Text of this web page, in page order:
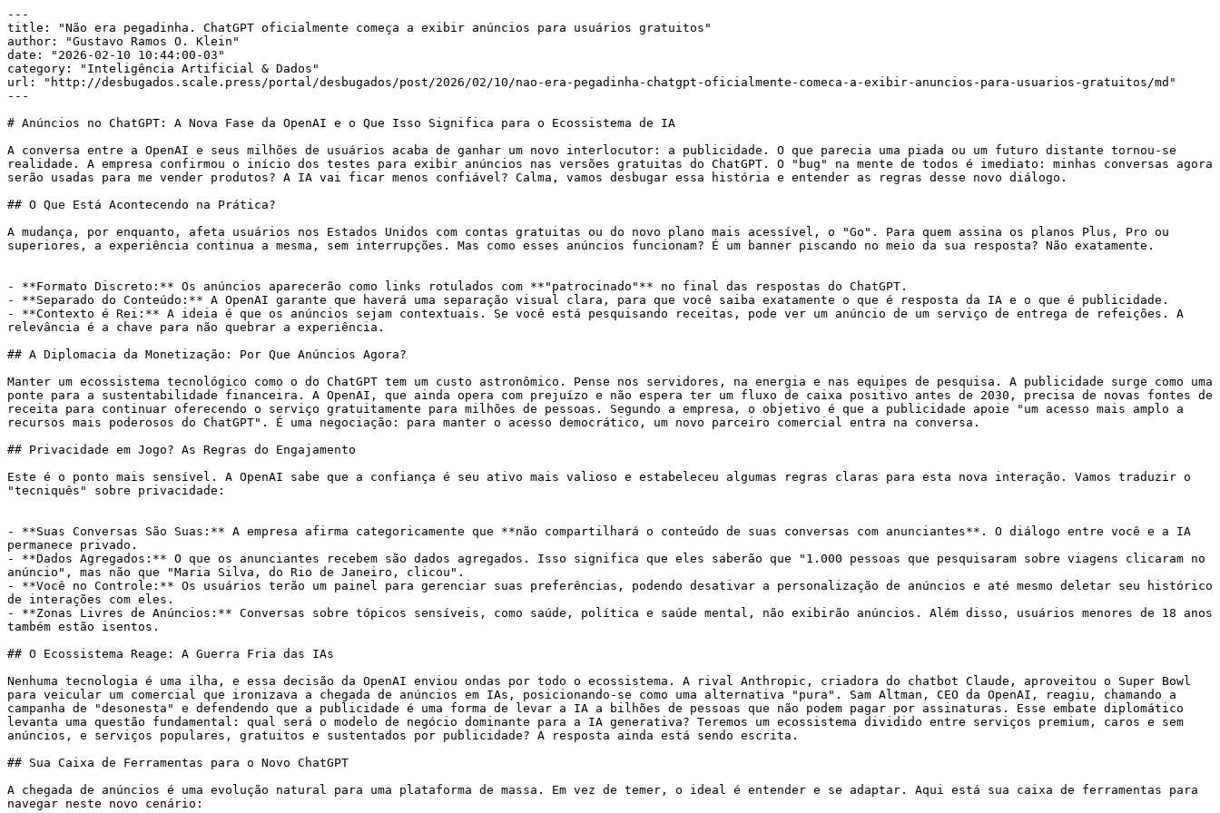
---
title: "Não era pegadinha. ChatGPT oficialmente começa a exibir anúncios para usuários gratuitos"
author: "Gustavo Ramos O. Klein"
date: "2026-02-10 10:44:00-03"
category: "Inteligência Artificial & Dados"
url: "http://desbugados.scale.press/portal/desbugados/post/2026/02/10/nao-era-pegadinha-chatgpt-oficialmente-comeca-a-exibir-anuncios-para-usuarios-gratuitos/md"
---
# Anúncios no ChatGPT: A Nova Fase da OpenAI e o Que Isso Significa para o Ecossistema de IA
A conversa entre a OpenAI e seus milhões de usuários acaba de ganhar um novo interlocutor: a publicidade. O que parecia uma piada ou um futuro distante tornou-se
realidade. A empresa confirmou o início dos testes para exibir anúncios nas versões gratuitas do ChatGPT. O "bug" na mente de todos é imediato: minhas conversas agora
serão usadas para me vender produtos? A IA vai ficar menos confiável? Calma, vamos desbugar essa história e entender as regras desse novo diálogo.
## O Que Está Acontecendo na Prática?
A mudança, por enquanto, afeta usuários nos Estados Unidos com contas gratuitas ou do novo plano mais acessível, o "Go". Para quem assina os planos Plus, Pro ou
superiores, a experiência continua a mesma, sem interrupções. Mas como esses anúncios funcionam? É um banner piscando no meio da sua resposta? Não exatamente.
- **Formato Discreto:** Os anúncios aparecerão como links rotulados com **"patrocinado"** no final das respostas do ChatGPT.
- **Separado do Conteúdo:** A OpenAI garante que haverá uma separação visual clara, para que você saiba exatamente o que é resposta da IA e o que é publicidade.
- **Contexto é Rei:** A ideia é que os anúncios sejam contextuais. Se você está pesquisando receitas, pode ver um anúncio de um serviço de entrega de refeições. A
relevância é a chave para não quebrar a experiência.
## A Diplomacia da Monetização: Por Que Anúncios Agora?
Manter um ecossistema tecnológico como o do ChatGPT tem um custo astronômico. Pense nos servidores, na energia e nas equipes de pesquisa. A publicidade surge como uma
ponte para a sustentabilidade financeira. A OpenAI, que ainda opera com prejuízo e não espera ter um fluxo de caixa positivo antes de 2030, precisa de novas fontes de
receita para continuar oferecendo o serviço gratuitamente para milhões de pessoas. Segundo a empresa, o objetivo é que a publicidade apoie "um acesso mais amplo a
recursos mais poderosos do ChatGPT". É uma negociação: para manter o acesso democrático, um novo parceiro comercial entra na conversa.
## Privacidade em Jogo? As Regras do Engajamento
Este é o ponto mais sensível. A OpenAI sabe que a confiança é seu ativo mais valioso e estabeleceu algumas regras claras para esta nova interação. Vamos traduzir o
"tecniquês" sobre privacidade:
- **Suas Conversas São Suas:** A empresa afirma categoricamente que **não compartilhará o conteúdo de suas conversas com anunciantes**. O diálogo entre você e a IA
permanece privado.
- **Dados Agregados:** O que os anunciantes recebem são dados agregados. Isso significa que eles saberão que "1.000 pessoas que pesquisaram sobre viagens clicaram no
anúncio", mas não que "Maria Silva, do Rio de Janeiro, clicou".
- **Você no Controle:** Os usuários terão um painel para gerenciar suas preferências, podendo desativar a personalização de anúncios e até mesmo deletar seu histórico
de interações com eles.
- **Zonas Livres de Anúncios:** Conversas sobre tópicos sensíveis, como saúde, política e saúde mental, não exibirão anúncios. Além disso, usuários menores de 18 anos
também estão isentos.
## O Ecossistema Reage: A Guerra Fria das IAs
Nenhuma tecnologia é uma ilha, e essa decisão da OpenAI enviou ondas por todo o ecossistema. A rival Anthropic, criadora do chatbot Claude, aproveitou o Super Bowl
para veicular um comercial que ironizava a chegada de anúncios em IAs, posicionando-se como uma alternativa "pura". Sam Altman, CEO da OpenAI, reagiu, chamando a
campanha de "desonesta" e defendendo que a publicidade é uma forma de levar a IA a bilhões de pessoas que não podem pagar por assinaturas. Esse embate diplomático
levanta uma questão fundamental: qual será o modelo de negócio dominante para a IA generativa? Teremos um ecossistema dividido entre serviços premium, caros e sem
anúncios, e serviços populares, gratuitos e sustentados por publicidade? A resposta ainda está sendo escrita.
## Sua Caixa de Ferramentas para o Novo ChatGPT
A chegada de anúncios é uma evolução natural para uma plataforma de massa. Em vez de temer, o ideal é entender e se adaptar. Aqui está sua caixa de ferramentas para
navegar neste novo cenário: